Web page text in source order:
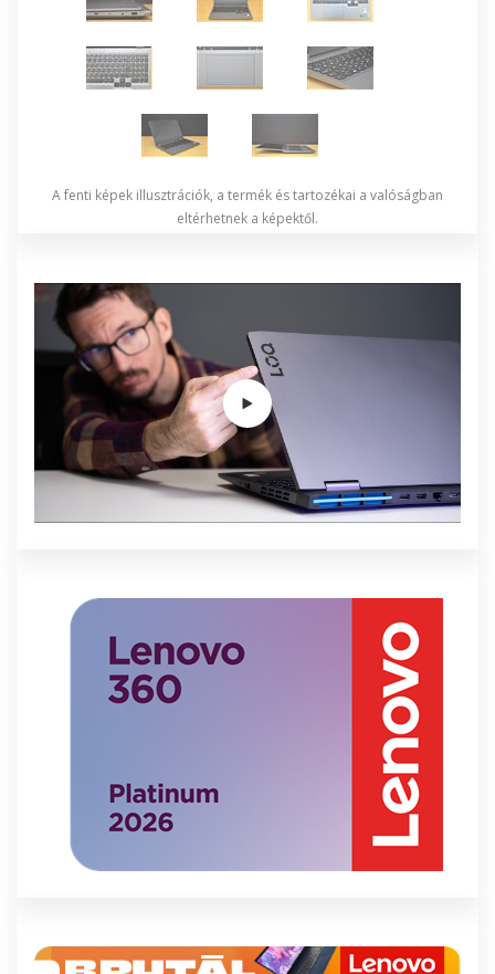
A fenti képek illusztrációk, a termék és tartozékai a valóságban
eltérhetnek a képektől.